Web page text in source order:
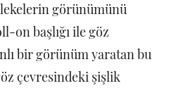
görünümünü
on başlığı ile göz
bir görünüm yaratan bu
çevresindeki şişlik